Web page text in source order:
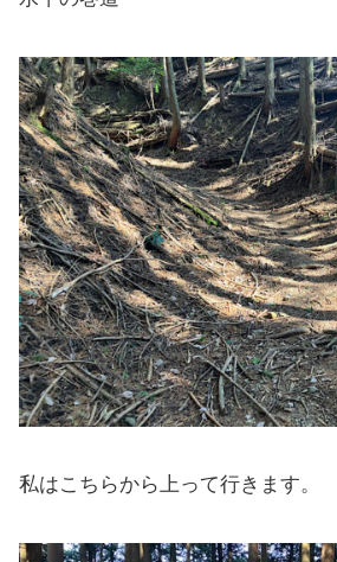
私はこちらから上って行きます。